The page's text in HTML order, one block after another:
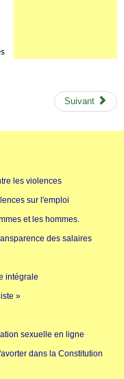
Suivant
les violences
sur l'emploi
et les hommes.
des salaires
intégrale
»
sexuelle en ligne
dans la Constitution